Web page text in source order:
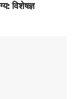
विशेषज्ञ